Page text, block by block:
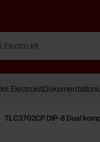
ElectrokitDokumentation
TLC3702CP DIP-8 Dual